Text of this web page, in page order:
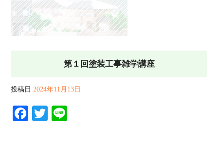
第１回塗装工事雑学講座
投稿日 2024年11月13日
Facebook
Twitter